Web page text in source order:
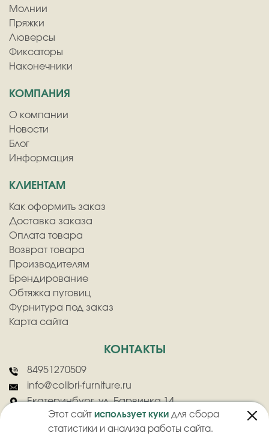
Этот сайт использует куки для сбора
статистики и анализа работы сайта.
Молнии
Пряжки
Люверсы
Фиксаторы
Наконечники
КОМПАНИЯ
О компании
Новости
Блог
Информация
КЛИЕНТАМ
Как оформить заказ
Доставка заказа
Оплата товара
Возврат товара
Производителям
Брендирование
Обтяжка пуговиц
Фурнитура под заказ
Карта сайта
КОНТАКТЫ
84951270509
info@colibri-furniture.ru
Екатеринбург, ул. Барвинка 14